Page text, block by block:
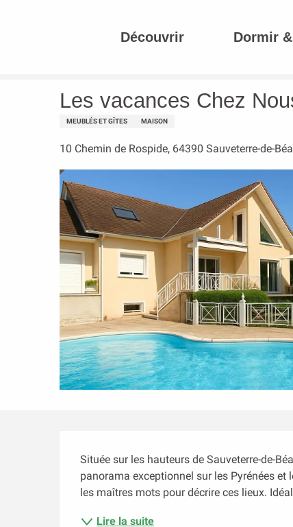
Découvrir Dormir
Les vacances Chez
MEUBLÉS ET GÎTES MAISON
10 Chemin de Rospide, 64390 Sauveterre-de-
Située sur les hauteurs de Sauveterre-de-
panorama exceptionnel sur les Pyrénées
les maîtres mots pour décrire ces lieux.
Lire la suite